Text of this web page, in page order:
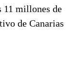
11 millones de
de Canarias